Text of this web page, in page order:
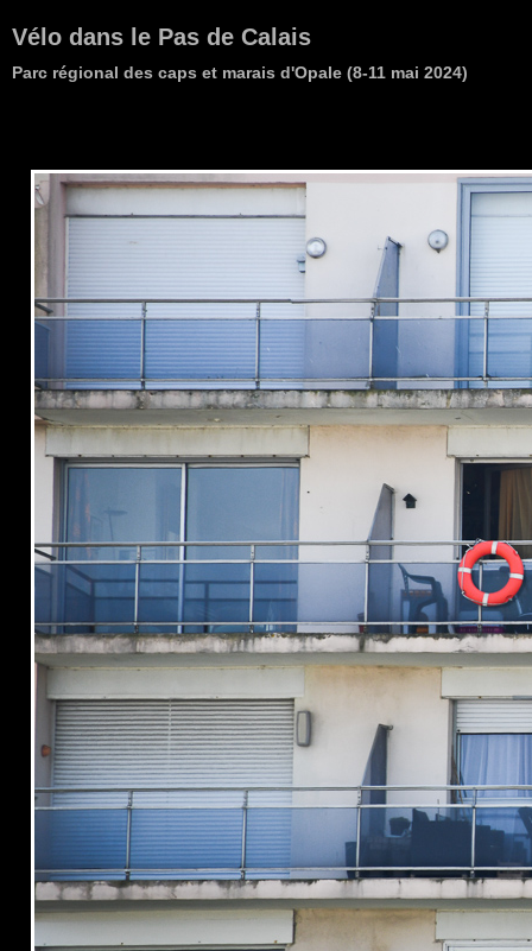
Vélo dans le Pas de Calais
Parc régional des caps et marais d'Opale (8-11 mai 2024)